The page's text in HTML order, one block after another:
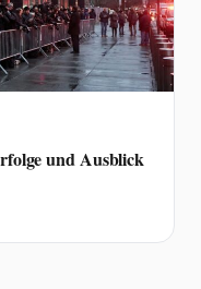
und Ausblick